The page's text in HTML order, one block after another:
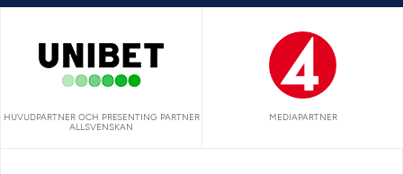
HUVUDPARTNER OCH PRESENTING PARTNER
ALLSVENSKAN
MEDIAPARTNER